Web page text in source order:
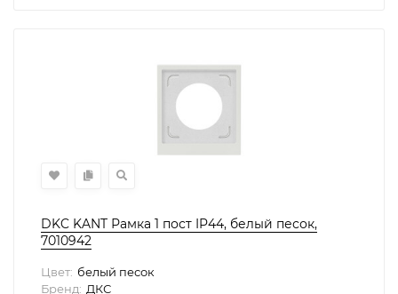
DKC KANT Рамка 1 пост IP44, белый песок,
7010942
Цвет: белый песок
Бренд: ДКС